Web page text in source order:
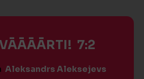
7:2
Aleksandrs Aleksejevs